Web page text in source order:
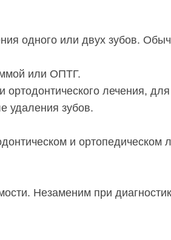
одного или двух зубов.
или ОПТГ.
лечения,
удаления зубов.
и ортопедическом
Незаменим при